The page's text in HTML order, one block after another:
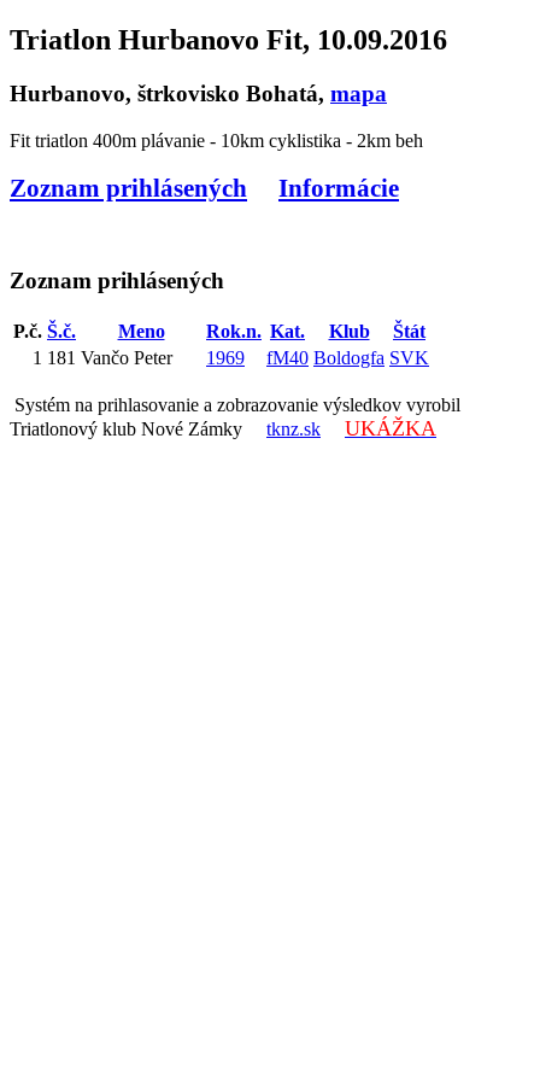
Triatlon Hurbanovo Fit, 10.09.2016
Hurbanovo, štrkovisko Bohatá, mapa
Fit triatlon 400m plávanie - 10km cyklistika - 2km beh
Zoznam prihlásených Informácie
Zoznam prihlásených
P.č. Š.č. Meno Rok.n. Kat. Klub
Štát
1 181 Vančo Peter 1969 fM40 Boldogfa SVK
Systém na prihlasovanie a zobrazovanie výsledkov vyrobil
Triatlonový klub Nové Zámky tknz.sk UKÁŽKA